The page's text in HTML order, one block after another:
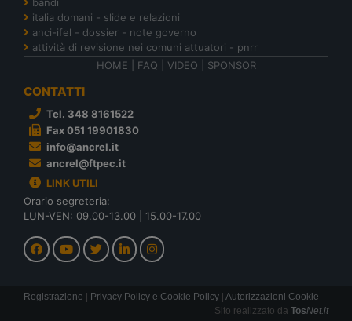
italia domani - slide e relazioni
anci-ifel - dossier - note governo
attività di revisione nei comuni attuatori - pnrr
HOME
FAQ VIDEO SPONSOR
CONTATTI
Tel. 348 8161522
Fax 051 19901830
info@ancrel.it
ancrel@ftpec.it
LINK UTILI
Orario segreteria:
LUN-VEN: 09.00-13.00 | 15.00-17.00
Registrazione | Privacy Policy e Cookie Policy | Autorizzazioni Cookie
Sito realizzato da TosNet.it